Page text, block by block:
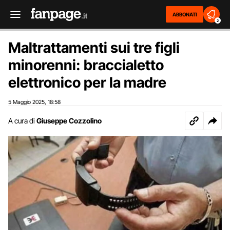
ABBONATI
2
Maltrattamenti sui tre figli
minorenni: braccialetto
elettronico per la madre
5 Maggio 2025 18:58
A cura di Giuseppe Cozzolino